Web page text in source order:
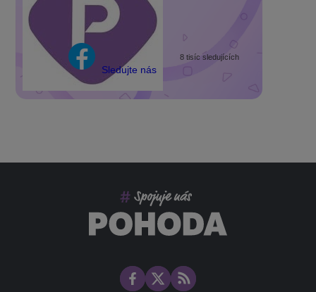
Sledujte nás
8 tisíc sledujících